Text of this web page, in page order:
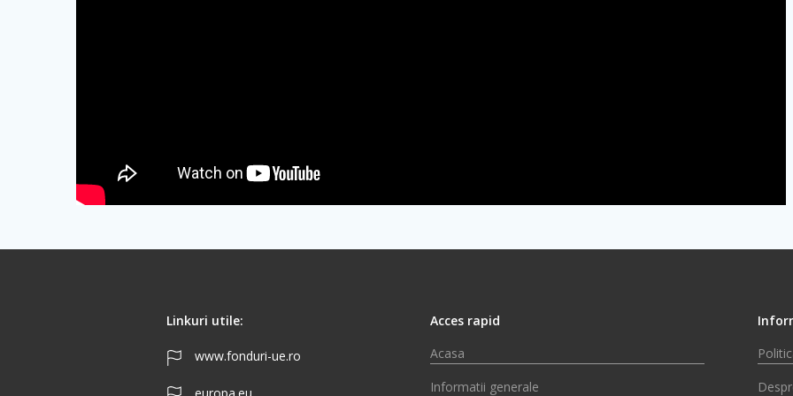
Linkuri utile:
www.fonduri-ue.ro
europa.eu
Acces rapid
Acasa
Informatii generale